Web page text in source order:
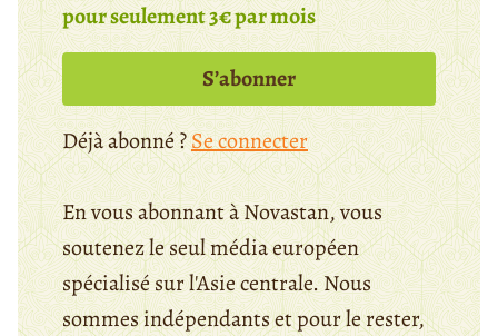
pour seulement 3€ par mois
S’abonner
Déjà abonné ?Se connecter
En vous abonnant à Novastan, vous
soutenez le seul média européen
spécialisé sur l'Asie centrale. Nous
sommes indépendants et pour le rester,